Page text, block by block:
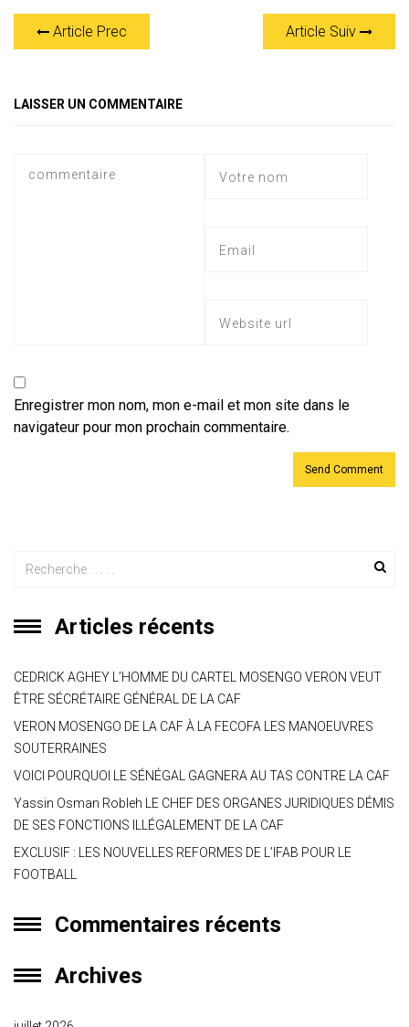
at
s
p
e
gr
m
ce
b
ok
er ta
g
Article Prec Article Suiv
LAISSER UN COMMENTAIRE
Enregistrer mon nom, mon e-mail et mon site dans le
navigateur pour mon prochain commentaire.
Articles récents
CEDRICK AGHEY L’HOMME DU CARTEL MOSENGO VERON VEUT
ÊTRE SÉCRÉTAIRE GÉNÉRAL DE LA CAF
VERON MOSENGO DE LA CAF À LA FECOFA LES MANOEUVRES
SOUTERRAINES
VOICI POURQUOI LE SÉNÉGAL GAGNERA AU TAS CONTRE LA CAF
Yassin Osman Robleh LE CHEF DES ORGANES JURIDIQUES DÉMIS
DE SES FONCTIONS ILLÉGALEMENT DE LA CAF
EXCLUSIF : LES NOUVELLES REFORMES DE L’IFAB POUR LE
FOOTBALL
Commentaires récents
Archives